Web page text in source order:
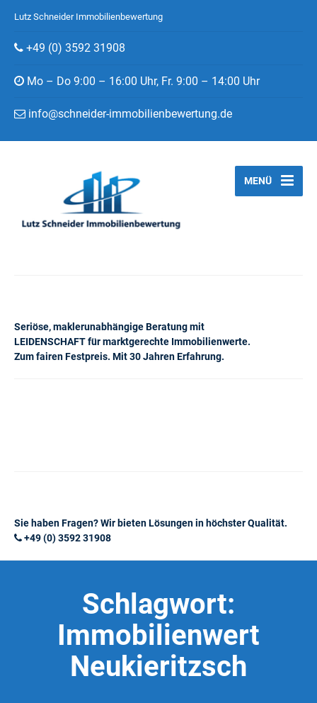
Lutz Schneider Immobilienbewertung
+49 (0) 3592 31908
Mo – Do 9:00 – 16:00 Uhr, Fr. 9:00 – 14:00 Uhr
info@schneider-immobilienbewertung.de
Seriöse, maklerunabhängige Beratung mit
LEIDENSCHAFT für marktgerechte Immobilienwerte.
Zum fairen Festpreis. Mit 30 Jahren Erfahrung.
MENÜ
Sie haben Fragen? Wir bieten Lösungen in höchster Qualität.
+49 (0) 3592 31908
Schlagwort:
Immobilienwert
Neukieritzsch